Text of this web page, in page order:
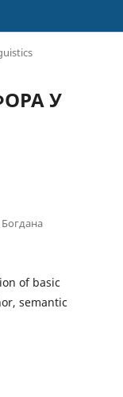
У
Богдана
of basic
semantic